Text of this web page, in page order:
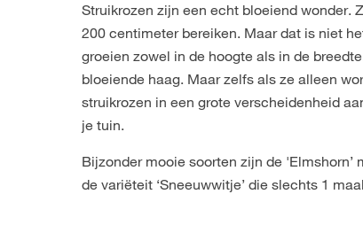
Struikrozen zijn een echt bloeiend wonder.
200 centimeter bereiken. Maar dat is niet
groeien zowel in de hoogte als in de
bloeiende haag. Maar zelfs als ze alleen
struikrozen in een grote verscheidenheid
je tuin.
Bijzonder mooie soorten zijn de
de variëteit ‘Sneeuwwitje’ die slechts 1